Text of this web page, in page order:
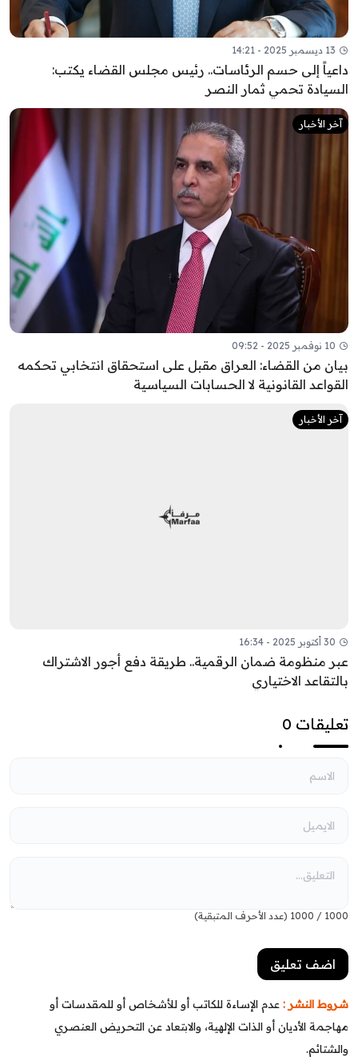
13 ديسمبر 2025 - 14:21
داعياً إلى حسم الرئاسات.. رئيس مجلس القضاء يكتب:
السيادة تحمي ثمار النصر
آخر الأخبار
10 نوفمبر 2025 - 09:52
بيان من القضاء: العراق مقبل على استحقاق انتخابي تحكمه
القواعد القانونية لا الحسابات السياسية
آخر الأخبار
30 أكتوبر 2025 - 16:34
عبر منظومة ضمان الرقمية.. طريقة دفع أجور الاشتراك
بالتقاعد الاختياري
تعليقات 0
1000
/
1000 (عدد الأحرف المتبقية)
شروط النشر : عدم الإساءة للكاتب أو للأشخاص أو للمقدسات أو
مهاجمة الأديان أو الذات الإلهية، والابتعاد عن التحريض العنصري
والشتائم.